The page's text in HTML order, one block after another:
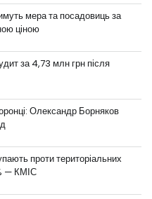
мера та посадовиць за
ціною
за 4,73 млн грн після
Олександр Борняков
проти територіальних
— КМІС